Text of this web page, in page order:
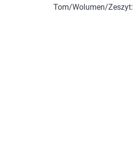
Tom/Wolumen/Zeszyt: